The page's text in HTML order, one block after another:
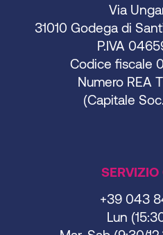
Via
31010 Godega di
P.IVA
Codice fiscale
Numero REA
(Capitale
SERVIZIO
+39 043
Lun